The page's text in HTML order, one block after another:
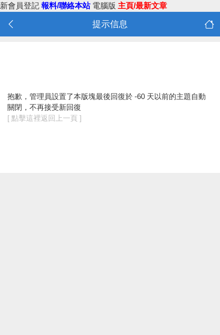
新會員登記 報料/聯絡本站 電腦版 主頁/最新文章
提示信息
抱歉，管理員設置了本版塊最後回復於 -60 天以前的主題自動
關閉，不再接受新回復
[ 點擊這裡返回上一頁 ]